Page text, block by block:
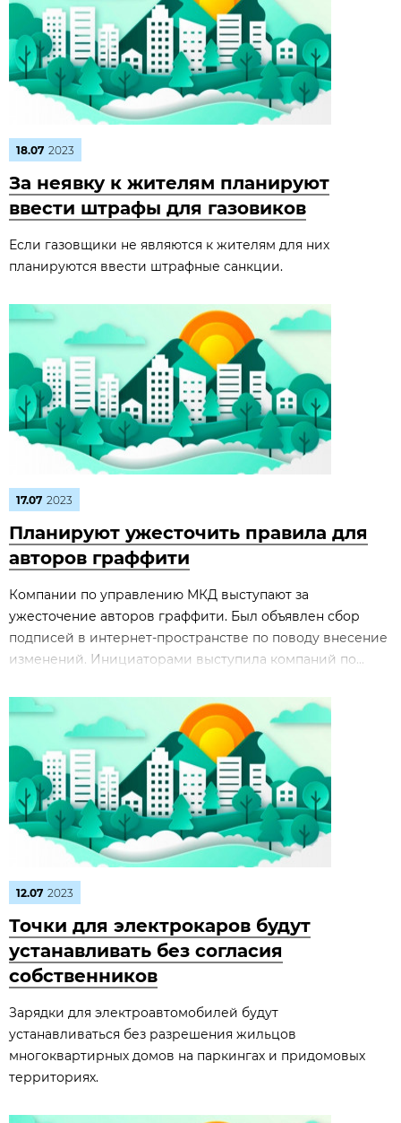
18.07 2023
За неявку к жителям планируют
ввести штрафы для газовиков
Если газовщики не являются к жителям для них
планируются ввести штрафные санкции.
17.07 2023
Планируют ужесточить правила для
авторов граффити
Компании по управлению МКД выступают за
ужесточение авторов граффити. Был объявлен сбор
подписей в интернет-пространстве по поводу внесение
изменений. Инициаторами выступила компаний по...
12.07 2023
Точки для электрокаров будут
устанавливать без согласия
собственников
Зарядки для электроавтомобилей будут
устанавливаться без разрешения жильцов
многоквартирных домов на паркингах и придомовых
территориях.